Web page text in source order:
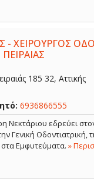
- ΧΕΙΡΟΥΡΓΟΣ
185 32, Αττικής
6936866555
Νεκτάριου εδρεύει
Γενική Οδοντιατρική,
στα Εμφυτεύματα. »